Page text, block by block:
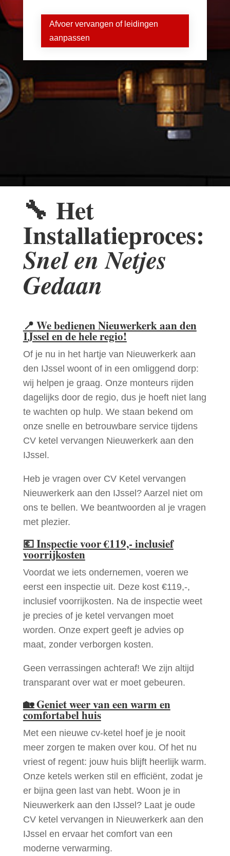
Afvoer vervangen of leidingen
aanpassen
🔧 Het
Installatieproces:
Snel en Netjes
Gedaan
📍 We bedienen Nieuwerkerk aan den
IJssel en de hele regio!
Of je nu in het hartje van Nieuwerkerk aan
den IJssel woont of in een omliggend dorp:
wij helpen je graag. Onze monteurs rijden
dagelijks door de regio, dus je hoeft niet lang
te wachten op hulp. We staan bekend om
onze snelle en betrouwbare service tijdens
CV ketel vervangen Nieuwerkerk aan den
IJssel.
Heb je vragen over CV Ketel vervangen
Nieuwerkerk aan den IJssel? Aarzel niet om
ons te bellen. We beantwoorden al je vragen
met plezier.
💶Inspectie voor €119,- inclusief
voorrijkosten
Voordat we iets ondernemen, voeren we
eerst een inspectie uit. Deze kost €119,-,
inclusief voorrijkosten. Na de inspectie weet
je precies of je ketel vervangen moet
worden. Onze expert geeft je advies op
maat, zonder verborgen kosten.
Geen verrassingen achteraf! We zijn altijd
transparant over wat er moet gebeuren.
🏡Geniet weer van een warm en
comfortabel huis
Met een nieuwe cv-ketel hoef je je nooit
meer zorgen te maken over kou. Of het nu
vriest of regent: jouw huis blijft heerlijk warm.
Onze ketels werken stil en efficiënt, zodat je
er bijna geen last van hebt. Woon je in
Nieuwerkerk aan den IJssel? Laat je oude
CV ketel vervangen in Nieuwerkerk aan den
IJssel en ervaar het comfort van een
moderne verwarming.